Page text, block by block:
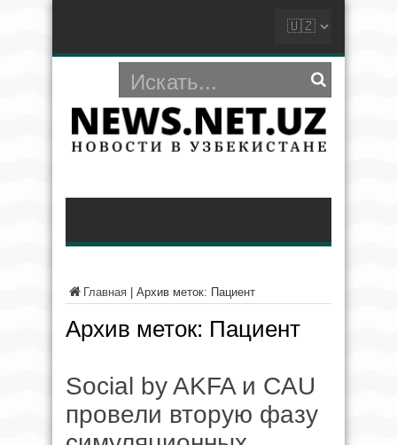
Главная Архив меток: Пациент
Архив меток: Пациент
Social by AKFA и CAU
провели вторую фазу